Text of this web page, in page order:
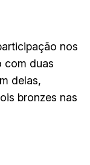
nos
com duas
delas,
bronzes nas